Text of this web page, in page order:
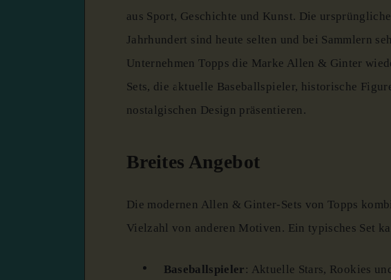
aus Sport, Geschichte und Kunst. Die
Jahrhundert sind heute selten und bei Sammlern
Unternehmen Topps die Marke Allen & Ginter
Sets, die aktuelle Baseballspieler, historische
nostalgischen Design präsentieren.
Breites Angebot
Die modernen Allen & Ginter-Sets von Topps
Vielzahl von anderen Motiven. Ein typisches Set
Baseballspieler : Aktuelle Stars, Rookies